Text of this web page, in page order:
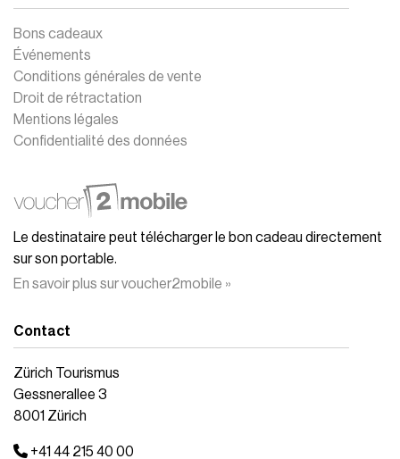
Bons cadeaux
Événements
Conditions générales de vente
Droit de rétractation
Mentions légales
Confidentialité des données
Le destinataire peut télécharger le bon cadeau directement
sur son portable.
En savoir plus sur voucher2mobile »
Contact
Zürich Tourismus
Gessnerallee 3
8001 Zürich
+41 44 215 40 00